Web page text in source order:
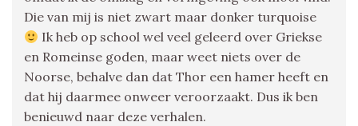
Die van mij is niet zwart maar donker turquoise
Ik heb op school wel veel geleerd over Griekse
en Romeinse goden, maar weet niets over de
Noorse, behalve dan dat Thor een hamer heeft en
dat hij daarmee onweer veroorzaakt. Dus ik ben
benieuwd naar deze verhalen.